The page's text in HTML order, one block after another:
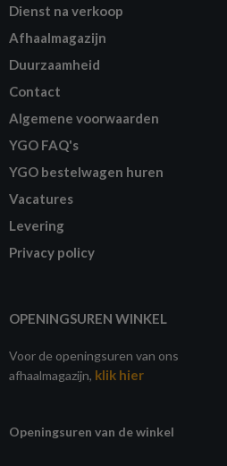
Dienst na verkoop
Afhaalmagazijn
Duurzaamheid
Contact
Algemene voorwaarden
YGO FAQ's
YGO bestelwagen huren
Vacatures
Levering
Privacy policy
OPENINGSUREN WINKEL
Voor de openingsuren van ons
afhaalmagazijn, klik hier
Openingsuren van de winkel